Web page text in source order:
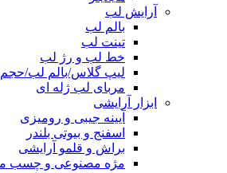
آرایش لب
بالم لب
تینت لب
خط لب و رژ لب
لیپ گلاس/بالم لب/
مربای لب ژله ای
ابزار آرایشی
آیینه جیبی و رومیزی
اسفنج و بیوتی بلندر
براش و قلمو آرایشی
مژه مصنوعی و چسب